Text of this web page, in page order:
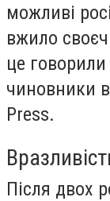
можливі
вжило
це говорили
чиновники
Press.
Після двох